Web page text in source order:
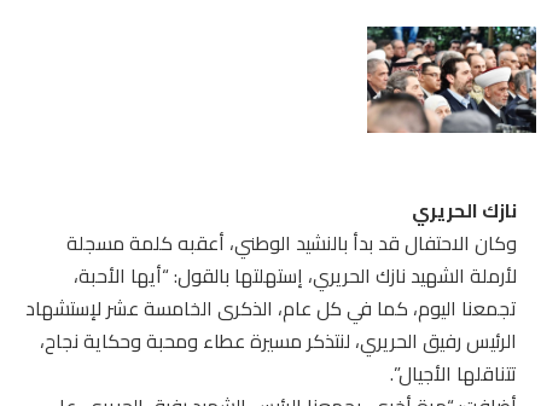
نازك الحريري
وكان الاحتفال قد بدأ بالنشيد الوطني، أعقبه كلمة مسجلة
لأرملة الشهيد نازك الحريري، إستهلتها بالقول: “أيها الأحبة،
تجمعنا اليوم، كما في كل عام، الذكرى الخامسة عشر لإستشهاد
الرئيس رفيق الحريري، لنتذكر مسيرة عطاء ومحبة وحكاية نجاح،
تتناقلها الأجيال”.